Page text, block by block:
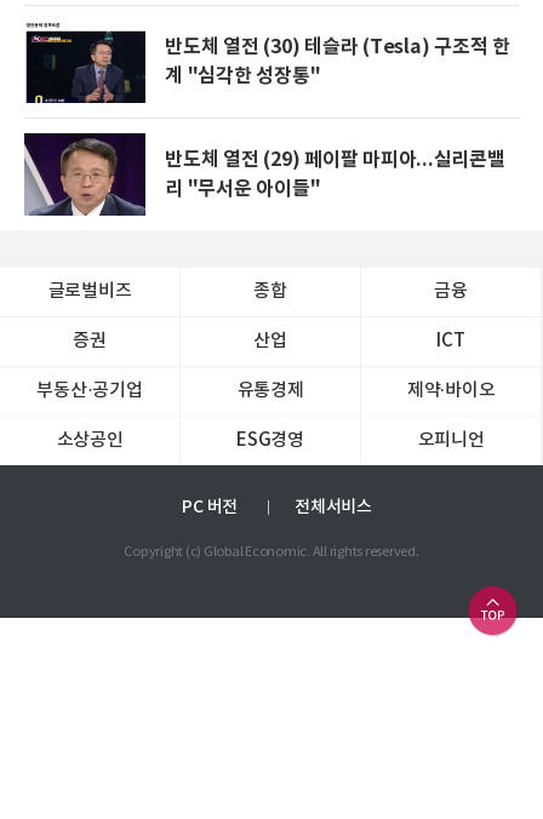
반도체 열전 (30) 테슬라 (Tesla) 구조적 한
계 "심각한 성장통"
반도체 열전 (29) 페이팔 마피아...실리콘밸
리 "무서운 아이들"
글로벌비즈 종합 금융
증권 산업 ICT
부동산·공기업 유통경제 제약∙바이오
소상공인 ESG경영 오피니언
PC 버전 전체서비스
Copyright (c) Global Economic. All rights reserved.